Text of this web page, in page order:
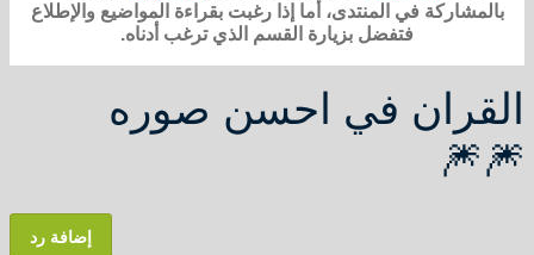
بالمشاركة في المنتدى، أما إذا رغبت بقراءة المواضيع والإطلاع
فتفضل بزيارة القسم الذي ترغب أدناه.
القران في احسن صوره
🎆🎆
إضافة رد